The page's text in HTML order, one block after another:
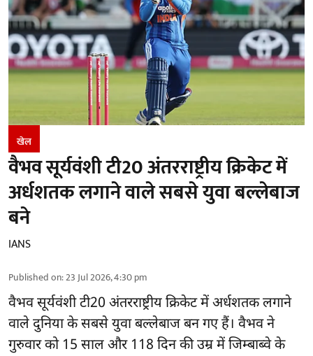
खेल
वैभव सूर्यवंशी टी20 अंतरराष्ट्रीय क्रिकेट में
अर्धशतक लगाने वाले सबसे युवा बल्लेबाज
बने
IANS
Published on:23 Jul 2026, 4:30 pm
वैभव सूर्यवंशी टी20 अंतरराष्ट्रीय क्रिकेट में अर्धशतक लगाने
वाले दुनिया के सबसे युवा बल्लेबाज बन गए हैं। वैभव ने
गुरुवार को 15 साल और 118 दिन की उम्र में जिम्बाब्वे के